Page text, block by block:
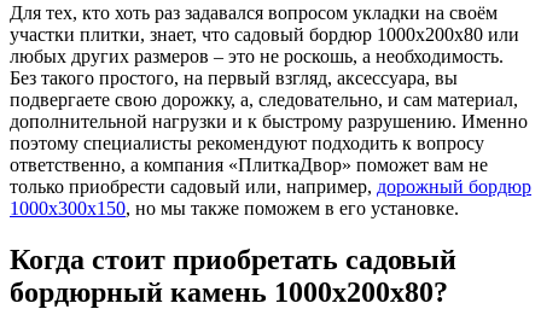
Для тех, кто хоть раз задавался вопросом укладки на своём
участки плитки, знает, что садовый бордюр 1000х200х80 или
любых других размеров – это не роскошь, а необходимость.
Без такого простого, на первый взгляд, аксессуара, вы
подвергаете свою дорожку, а, следовательно, и сам материал,
дополнительной нагрузки и к быстрому разрушению. Именно
поэтому специалисты рекомендуют подходить к вопросу
ответственно, а компания «ПлиткаДвор» поможет вам не
только приобрести садовый или, например, дорожный бордюр
1000х300х150, но мы также поможем в его установке.
Когда стоит приобретать садовый
бордюрный камень 1000х200х80?